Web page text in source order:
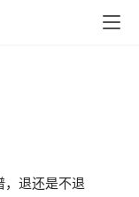
退还是不退